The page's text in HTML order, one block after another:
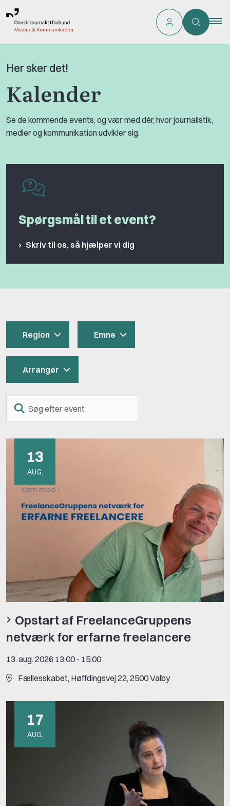
Her sker det!
Kalender
Se de kommende events, og vær med dér, hvor journalistik,
medier og kommunikation udvikler sig.
Spørgsmål til et event?
Skriv til os, så hjælper vi dig
Region Emne
Arrangør
13
AUG.
Opstart af FreelanceGruppens
netværk for erfarne freelancere
13. aug. 2026 13:00 - 15:00
Fællesskabet, Høffdingsvej 22, 2500 Valby
17
AUG.